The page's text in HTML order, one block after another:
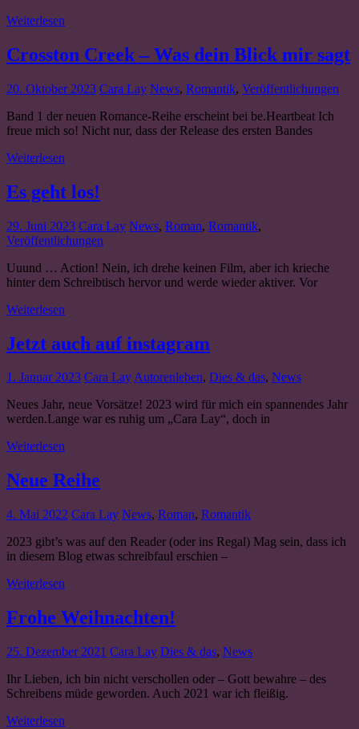
Weiterlesen
Crosston Creek – Was dein Blick mir sagt
20. Oktober 2023 Cara Lay News, Romantik, Veröffentlichungen
Band 1 der neuen Romance-Reihe erscheint bei be.Heartbeat Ich
freue mich so! Nicht nur, dass der Release des ersten Bandes
Weiterlesen
Es geht los!
29. Juni 2023 Cara Lay News, Roman, Romantik,
Veröffentlichungen
Uuund … Action! Nein, ich drehe keinen Film, aber ich krieche
hinter dem Schreibtisch hervor und werde wieder aktiver. Vor
Weiterlesen
Jetzt auch auf instagram
1. Januar 2023 Cara LayAutorenleben, Dies & das, News
Neues Jahr, neue Vorsätze! 2023 wird für mich ein spannendes Jahr
werden.Lange war es ruhig um „Cara Lay“, doch in
Weiterlesen
Neue Reihe
4. Mai 2022 Cara Lay News, Roman, Romantik
2023 gibt’s was auf den Reader (oder ins Regal) Mag sein, dass ich
in diesem Blog etwas schreibfaul erschien –
Weiterlesen
Frohe Weihnachten!
25. Dezember 2021 Cara Lay Dies & das, News
Ihr Lieben, ich bin nicht verschollen oder – Gott bewahre – des
Schreibens müde geworden. Auch 2021 war ich fleißig.
Weiterlesen